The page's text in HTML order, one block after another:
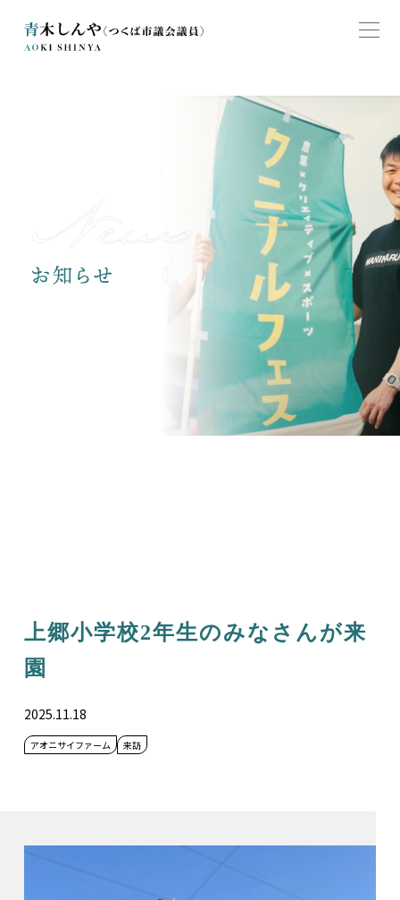
上郷小学校2年生のみなさんが来
園
2025.11.18
アオニサイファーム 来訪